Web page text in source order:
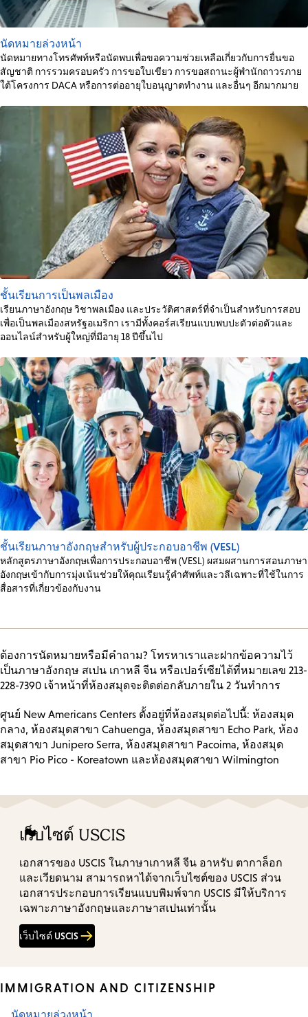
นัดหมายล่วงหน้า
นัดหมายทางโทรศัพท์หรือนัดพบเพื่อขอความช่วยเหลือเกี่ยวกับการยื่นขอ
สัญชาติ การรวมครอบครัว การขอใบเขียว การขอสถานะผู้พำนักถาวรภาย
ใต้โครงการ DACA หรือการต่ออายุใบอนุญาตทำงาน และอื่นๆ อีกมากมาย
ชั้นเรียนการเป็นพลเมือง
เรียนภาษาอังกฤษ วิชาพลเมือง และประวัติศาสตร์ที่จำเป็นสำหรับการสอบ
เพื่อเป็นพลเมืองสหรัฐอเมริกา เรามีทั้งคอร์สเรียนแบบพบปะตัวต่อตัวและ
ออนไลน์สำหรับผู้ใหญ่ที่มีอายุ 18 ปีขึ้นไป
ชั้นเรียนภาษาอังกฤษสำหรับผู้ประกอบอาชีพ (VESL)
หลักสูตรภาษาอังกฤษเพื่อการประกอบอาชีพ (VESL) ผสมผสานการสอนภาษา
อังกฤษเข้ากับการมุ่งเน้นช่วยให้คุณเรียนรู้คำศัพท์และวลีเฉพาะที่ใช้ในการ
สื่อสารที่เกี่ยวข้องกับงาน
ต้องการนัดหมายหรือมีคำถาม? โทรหาเราและฝากข้อความไว้
เป็นภาษาอังกฤษ สเปน เกาหลี จีน หรือเปอร์เซียได้ที่หมายเลข 213-
228-7390 เจ้าหน้าที่ห้องสมุดจะติดต่อกลับภายใน 2 วันทำการ
ศูนย์ New Americans Centers ตั้งอยู่ที่ห้องสมุดต่อไปนี้: ห้องสมุด
กลาง, ห้องสมุดสาขา Cahuenga, ห้องสมุดสาขา Echo Park, ห้อง
สมุดสาขา Junipero Serra, ห้องสมุดสาขา Pacoima, ห้องสมุด
สาขา Pio Pico - Koreatown และห้องสมุดสาขา Wilmington
เว็บไซต์ USCIS
เอกสารของ USCIS ในภาษาเกาหลี จีน อาหรับ ตากาล็อก
และเวียดนาม สามารถหาได้จากเว็บไซต์ของ USCIS ส่วน
เอกสารประกอบการเรียนแบบพิมพ์จาก USCIS มีให้บริการ
เฉพาะภาษาอังกฤษและภาษาสเปนเท่านั้น
เว็บไซต์ USCIS
IMMIGRATION AND CITIZENSHIP
นัดหมายล่วงหน้า